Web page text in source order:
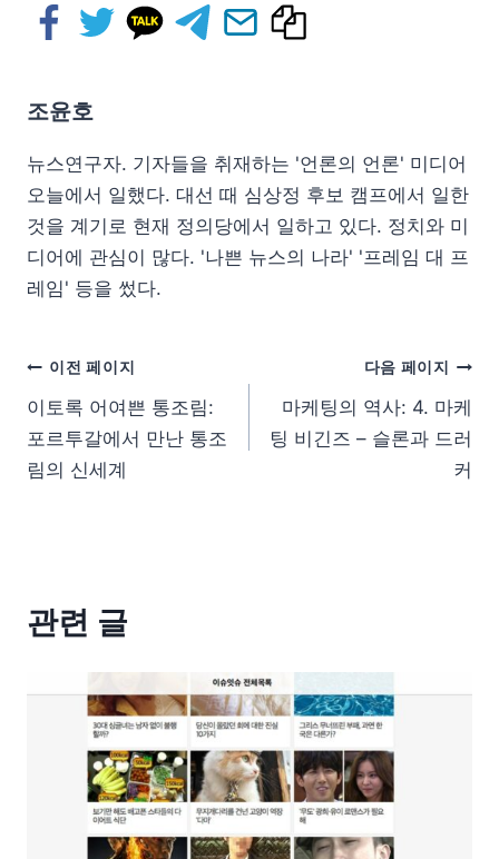
조윤호
뉴스연구자. 기자들을 취재하는 '언론의 언론' 미디어
오늘에서 일했다. 대선 때 심상정 후보 캠프에서 일한
것을 계기로 현재 정의당에서 일하고 있다. 정치와 미
디어에 관심이 많다. '나쁜 뉴스의 나라' '프레임 대 프
레임' 등을 썼다.
이전 페이지
이토록 어여쁜 통조림:
포르투갈에서 만난 통조
림의 신세계
다음 페이지
마케팅의 역사: 4. 마케
팅 비긴즈 – 슬론과 드러
커
관련 글